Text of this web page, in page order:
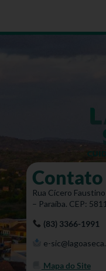
Contato
Rua Cícero
– Paraíba. CEP:
(83) 3366-1991
e-
Mapa do Site